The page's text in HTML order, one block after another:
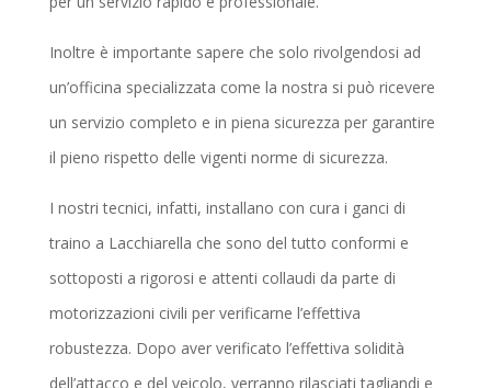
Inoltre è importante sapere che solo rivolgendosi ad
un’officina specializzata come la nostra si può ricevere
un servizio completo e in piena sicurezza per garantire
il pieno rispetto delle vigenti norme di sicurezza.
I nostri tecnici, infatti, installano con cura i ganci di
traino a Lacchiarella che sono del tutto conformi e
sottoposti a rigorosi e attenti collaudi da parte di
motorizzazioni civili per verificarne l’effettiva
robustezza. Dopo aver verificato l’effettiva solidità
dell’attacco e del veicolo, verranno rilasciati tagliandi e